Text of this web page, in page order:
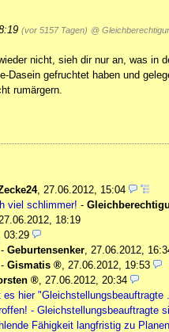
(vor 5157 Tagen) @
nicht, sieh dir nur an, was in
Dasein gefruchtet haben und
rumärgern.
, 27.06.2012, 15:04
viel schlimmer! -
27.06.2012, 18:19
03:29
- Geburtensenker 27.06.2012,
- Gismatis
27.06.2012, 19:53
27.06.2012, 20:34
es hier "Gleichstellungsbeauftragte
- Gleichstellungsbeauftragte
Fähigkeit langfristig zu